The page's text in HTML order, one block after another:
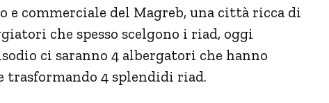
e commerciale del Magreb, una città ricca di
che spesso scelgono i riad, oggi
ci saranno 4 albergatori che hanno
trasformando 4 splendidi riad.